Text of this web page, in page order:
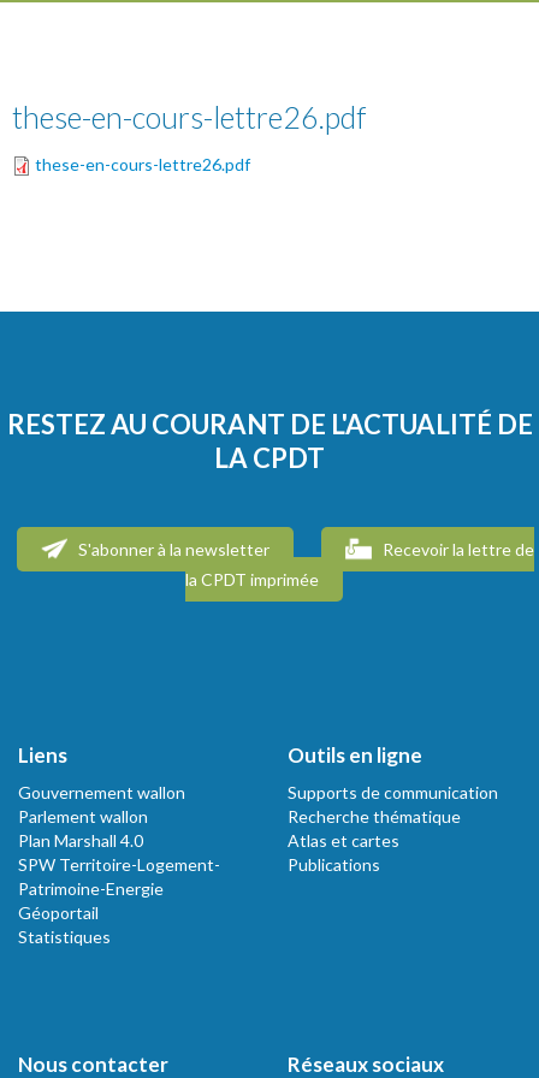
these-en-cours-lettre26.pdf
these-en-cours-lettre26.pdf
RESTEZ AU COURANT DE L'ACTUALITÉ DE
LA CPDT
S'abonner à la newsletter
Recevoir la lettre de
la CPDT imprimée
Liens
Gouvernement wallon
Parlement wallon
Plan Marshall 4.0
SPW Territoire-Logement-
Patrimoine-Energie
Géoportail
Statistiques
Outils en ligne
Supports de communication
Recherche thématique
Atlas et cartes
Publications
Nous contacter Réseaux sociaux